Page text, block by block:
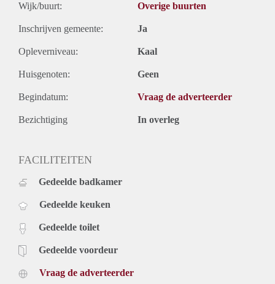
Wijk/buurt: Overige buurten
Inschrijven gemeente: Ja
Opleverniveau: Kaal
Huisgenoten: Geen
Begindatum: Vraag de adverteerder
Bezichtiging In overleg
FACILITEITEN
Gedeelde badkamer
Gedeelde keuken
Gedeelde toilet
Gedeelde voordeur
Vraag de adverteerder